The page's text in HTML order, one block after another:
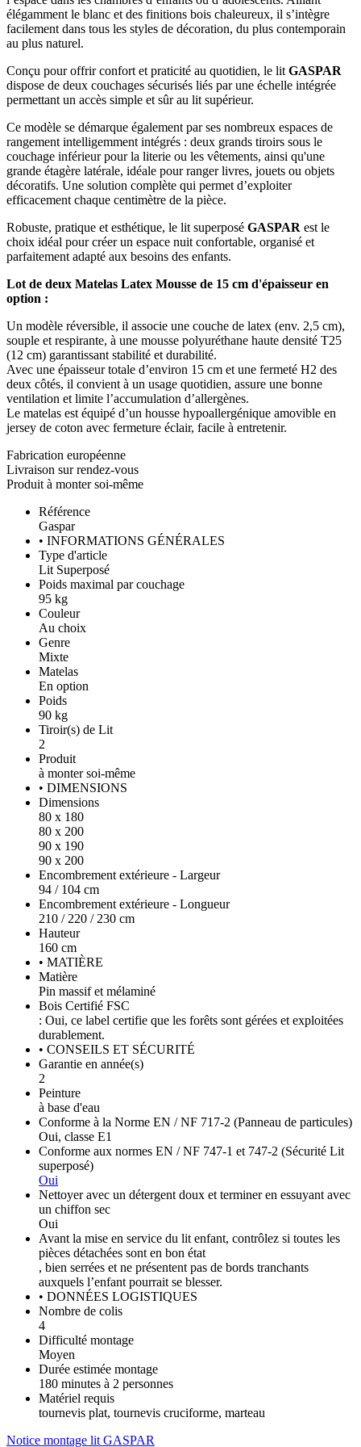
élégamment le blanc et des finitions bois chaleureux, il s’intègre
facilement dans tous les styles de décoration, du plus contemporain
au plus naturel.
Conçu pour offrir confort et praticité au quotidien, le lit GASPAR
dispose de deux couchages sécurisés liés par une échelle intégrée
permettant un accès simple et sûr au lit supérieur.
Ce modèle se démarque également par ses nombreux espaces de
rangement intelligemment intégrés : deux grands tiroirs sous le
couchage inférieur pour la literie ou les vêtements, ainsi qu'une
grande étagère latérale, idéale pour ranger livres, jouets ou objets
décoratifs. Une solution complète qui permet d’exploiter
efficacement chaque centimètre de la pièce.
Robuste, pratique et esthétique, le lit superposé GASPAR est le
choix idéal pour créer un espace nuit confortable, organisé et
parfaitement adapté aux besoins des enfants.
Lot de deux Matelas Latex Mousse de 15 cm d'épaisseur en
option :
Un modèle réversible, il associe une couche de latex (env. 2,5 cm),
souple et respirante, à une mousse polyuréthane haute densité T25
(12 cm) garantissant stabilité et durabilité.
Avec une épaisseur totale d’environ 15 cm et une fermeté H2 des
deux côtés, il convient à un usage quotidien, assure une bonne
ventilation et limite l’accumulation d’allergènes.
Le matelas est équipé d’un housse hypoallergénique amovible en
jersey de coton avec fermeture éclair, facile à entretenir.
Fabrication européenne
Livraison sur rendez-vous
Produit à monter soi-même
Référence
Gaspar
• INFORMATIONS GÉNÉRALES
Type d'article
Lit Superposé
Poids maximal par couchage
95 kg
Couleur
Au choix
Genre
Mixte
Matelas
En option
Poids
90 kg
Tiroir(s) de Lit
2
Produit
à monter soi-même
• DIMENSIONS
Dimensions
80 x 180
80 x 200
90 x 190
90 x 200
Encombrement extérieure - Largeur
94 / 104 cm
Encombrement extérieure - Longueur
210 / 220 / 230 cm
Hauteur
160 cm
• MATIÈRE
Matière
Pin massif et mélaminé
Bois Certifié FSC
: Oui, ce label certifie que les forêts sont gérées et exploitées
durablement.
• CONSEILS ET SÉCURITÉ
Garantie en année(s)
2
Peinture
à base d'eau
Conforme à la Norme EN / NF 717-2 (Panneau de particules)
Oui, classe E1
Conforme aux normes EN / NF 747-1 et 747-2 (Sécurité Lit
superposé)
Oui
Nettoyer avec un détergent doux et terminer en essuyant avec
un chiffon sec
Oui
Avant la mise en service du lit enfant, contrôlez si toutes les
pièces détachées sont en bon état
, bien serrées et ne présentent pas de bords tranchants
auxquels l’enfant pourrait se blesser.
• DONNÉES LOGISTIQUES
Nombre de colis
4
Difficulté montage
Moyen
Durée estimée montage
180 minutes à 2 personnes
Matériel requis
tournevis plat, tournevis cruciforme, marteau
Notice montage lit GASPAR